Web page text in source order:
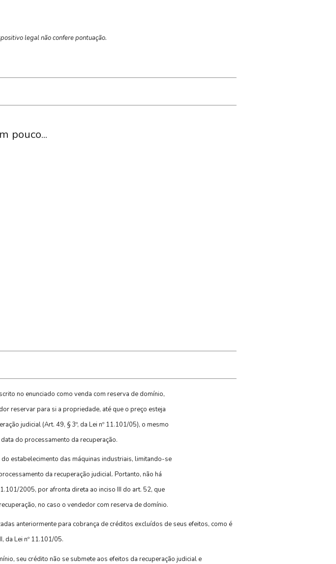
legal não confere pontuação.
pouco...
no enunciado como venda com reserva de domínio,
reservar para si a propriedade, até que o preço esteja
judicial (Art. 49, § 3º, da Lei nº 11.101/05), o mesmo
do processamento da recuperação.
estabelecimento das máquinas industriais, limitando-se
da recuperação judicial. Portanto, não há
2005, por afronta direta ao inciso III do art. 52, que
no caso o vendedor com reserva de domínio.
anteriormente para cobrança de créditos excluídos de seus efeitos, como é
da Lei nº 11.101/05.
seu crédito não se submete aos efeitos da recuperação judicial e